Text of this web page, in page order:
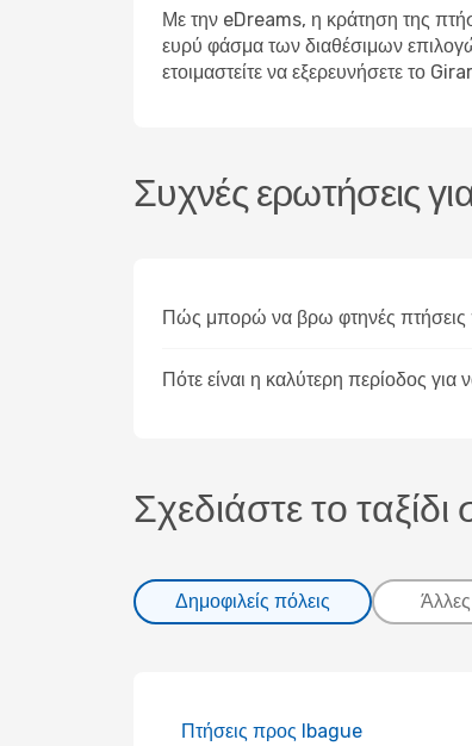
Με την eDreams, η κράτηση της
ευρύ φάσμα των διαθέσιμων
ετοιμαστείτε να εξερευνήσετε το
Συχνές ερωτήσεις
Πώς μπορώ να βρω φτηνές
Πότε είναι η καλύτερη περίοδος
Σχεδιάστε το ταξίδι
Δημοφιλείς πόλεις
Πτήσεις προς Ibague